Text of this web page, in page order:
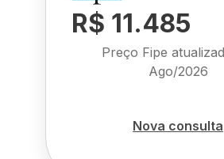
R$ 11.485
Preço Fipe
Ago/2026
Nova consulta